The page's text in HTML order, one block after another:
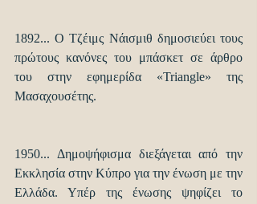
1892... Ο Τζέιμς Νάισμιθ δημοσιεύει τους
πρώτους κανόνες του μπάσκετ σε άρθρο
του στην εφημερίδα «Triangle» της
Μασαχουσέτης.
1950... Δημοψήφισμα διεξάγεται από την
Εκκλησία στην Κύπρο για την ένωση με την
Ελλάδα. Υπέρ της ένωσης ψηφίζει το